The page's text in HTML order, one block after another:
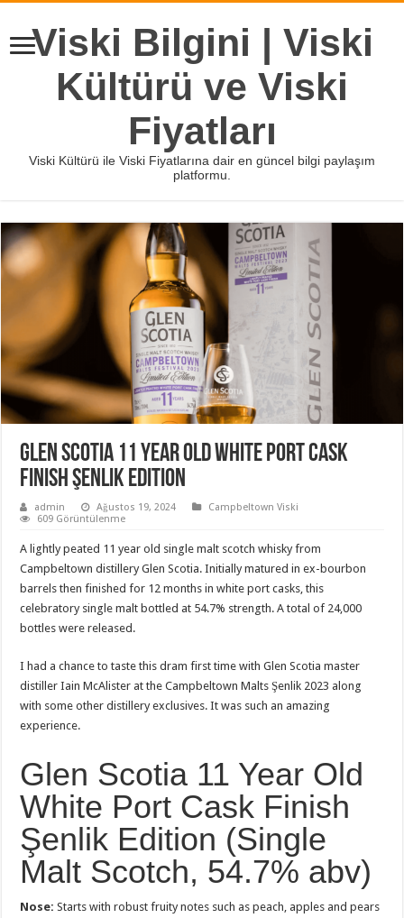
Viski Bilgini | Viski
Kültürü ve Viski
Fiyatları
Viski Kültürü ile Viski Fiyatlarına dair en güncel bilgi paylaşım
platformu.
Glen Scotia 11 Year Old White Port Cask
Finish Şenlik Edition
admin Ağustos 19, 2024
Campbeltown Viski
609 Görüntülenme
A lightly peated 11 year old single malt scotch whisky from
Campbeltown distillery Glen Scotia. Initially matured in ex-bourbon
barrels then finished for 12 months in white port casks, this
celebratory single malt bottled at 54.7% strength. A total of 24,000
bottles were released.
I had a chance to taste this dram first time with Glen Scotia master
distiller Iain McAlister at the Campbeltown Malts Şenlik 2023 along
with some other distillery exclusives. It was such an amazing
experience.
Glen Scotia 11 Year Old
White Port Cask Finish
Şenlik Edition (Single
Malt Scotch, 54.7% abv)
Nose: Starts with robust fruity notes such as peach, apples and pears